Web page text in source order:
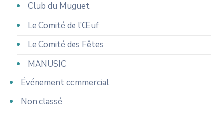
Club du Muguet
Le Comité de l’Œuf
Le Comité des Fêtes
MANUSIC
Événement commercial
Non classé